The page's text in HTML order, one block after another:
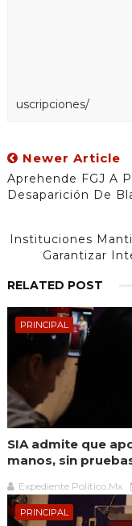
uscripciones/
Newer Article
Aprehende FGJ A
Desaparición De
Instituciones
Garantizar
RELATED POST
PRINCIPAL
SIA admite que
manos, sin
Expediente Político.Mx
PRINCIPAL